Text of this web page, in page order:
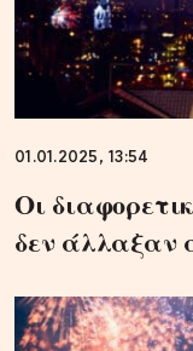
01.01.2025, 13:54
Οι
δεν άλλαξαν